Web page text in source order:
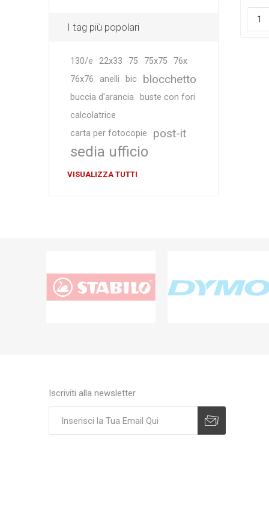
I tag più popolari
130/e 22x33 75 75x75
76x
76x76
anelli bic blocchetto
buccia d'arancia
buste con fori
calcolatrice
carta per fotocopie
post-it
sedia ufficio
VISUALIZZA TUTTI
Iscriviti alla newsletter